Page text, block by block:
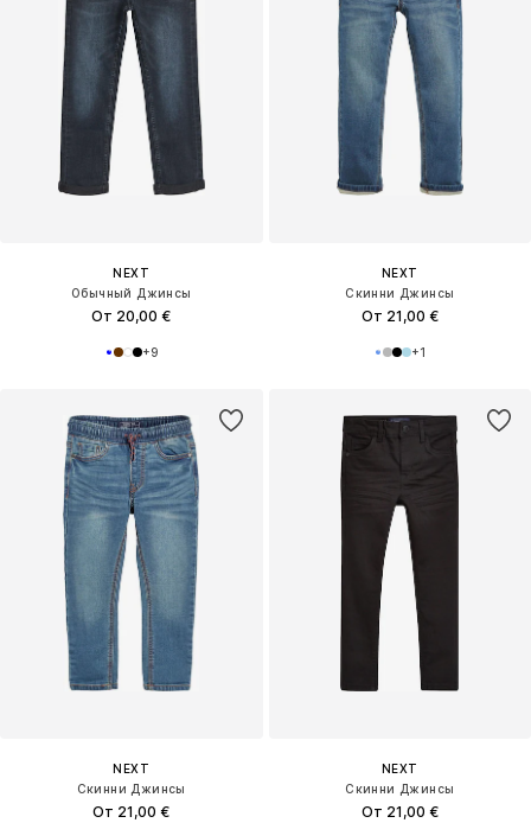
NEXT
Обычный Джинсы
От 20,00 €
+9
NEXT
Скинни Джинсы
От 21,00 €
+1
NEXT
Скинни Джинсы
От 21,00 €
NEXT
Скинни Джинсы
От 21,00 €